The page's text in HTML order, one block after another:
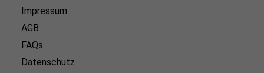
Impressum
AGB
FAQs
Datenschutz